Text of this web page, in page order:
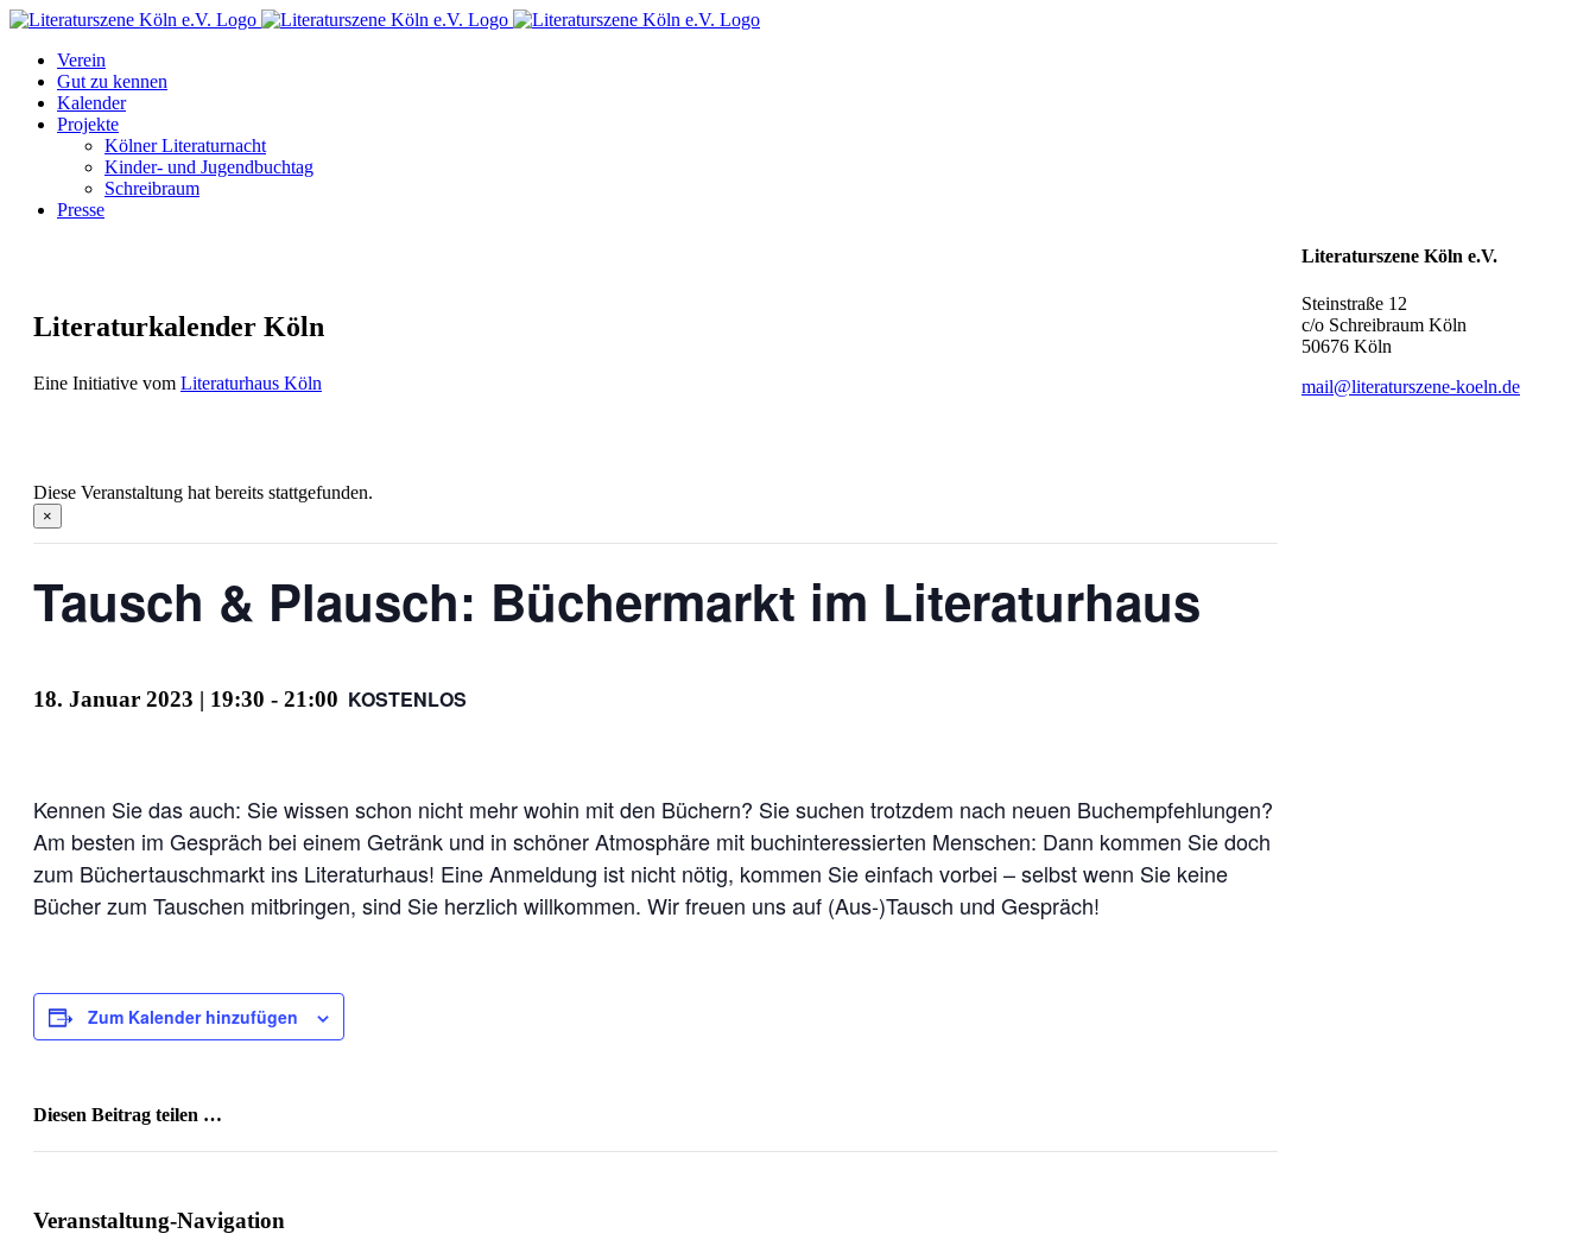
Zum
springen
Facebook
Instagram
E-
Verein
Gut zu kennen
Kalender
Projekte
Kölner Literaturnacht
Kinder- und Jugendbuchtag
Schreibraum
Presse
Literaturkalender Köln
Eine Initiative vom Literaturhaus Köln
Diese Veranstaltung hat bereits stattgefunden.
×
Tausch & Plausch: Büchermarkt im Literaturhaus
18. Januar 2023 | 19:30 - 21:00 KOSTENLOS
Kennen Sie das auch: Sie wissen schon nicht mehr wohin mit den Büchern? Sie suchen trotzdem nach neuen Buchempfehlungen?
Am besten im Gespräch bei einem Getränk und in schöner Atmosphäre mit buchinteressierten Menschen: Dann kommen Sie doch
zum Büchertauschmarkt ins Literaturhaus! Eine Anmeldung ist nicht nötig, kommen Sie einfach vorbei – selbst wenn Sie keine
Bücher zum Tauschen mitbringen, sind Sie herzlich willkommen. Wir freuen uns auf (Aus-)Tausch und Gespräch!
Zum Kalender hinzufügen
Diesen Beitrag teilen …
Veranstaltung-Navigation
Literaturszene Köln e.V.
Steinstraße 12
c/o Schreibraum Köln
50676 Köln
mail@literaturszene-koeln.de